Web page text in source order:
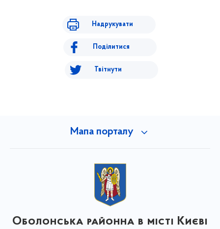
Надрукувати
Поділитися
Твітнути
Мапа порталу
Оболонська районна в місті Києві